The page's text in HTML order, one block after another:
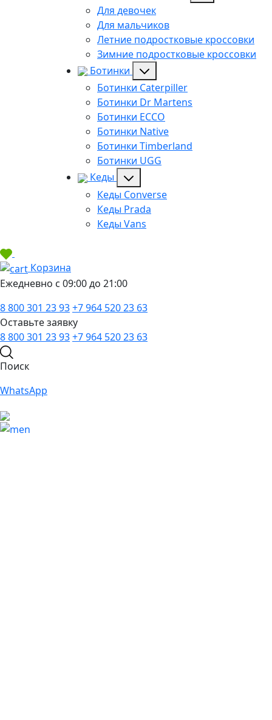
Для девочек
Для мальчиков
Летние подростковые кроссовки
Зимние подростковые кроссовки
Ботинки
Ботинки Caterpiller
Ботинки Dr Martens
Ботинки ECCO
Ботинки Native
Ботинки Timberland
Ботинки UGG
Кеды
Кеды Converse
Кеды Prada
Кеды Vans
Корзина
Ежедневно с 09:00 до 21:00
8 800 301 23 93+7 964 520 23 63
Оставьте заявку
8 800 301 23 93+7 964 520 23 63
Поиск
WhatsApp